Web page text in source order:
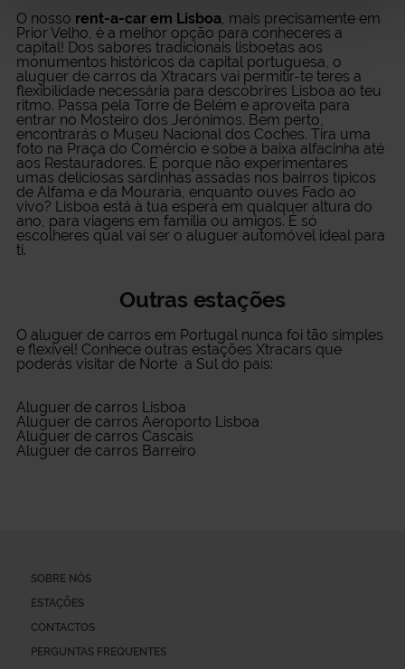
O nosso rent-a-car em Lisboa, mais precisamente em
Prior Velho, é a melhor opção para conheceres a
capital! Dos sabores tradicionais lisboetas aos
monumentos históricos da capital portuguesa, o
aluguer de carros da Xtracars vai permitir-te teres a
flexibilidade necessária para descobrires Lisboa ao teu
ritmo. Passa pela Torre de Belém e aproveita para
entrar no Mosteiro dos Jerónimos. Bem perto,
encontrarás o Museu Nacional dos Coches. Tira uma
foto na Praça do Comércio e sobe a baixa alfacinha até
aos Restauradores. E porque não experimentares
umas deliciosas sardinhas assadas nos bairros típicos
de Alfama e da Mouraria, enquanto ouves Fado ao
vivo? Lisboa está à tua espera em qualquer altura do
ano, para viagens em família ou amigos. É só
escolheres qual vai ser o aluguer automóvel ideal para
ti.
Outras estações
O aluguer de carros em Portugalnunca foi tão simples
e flexível! Conhece outras estações Xtracars que
poderás visitar de Norte a Sul do país:
Aluguer de carros Lisboa
Aluguer de carros Aeroporto Lisboa
Aluguer de carros Cascais
Aluguer de carros Barreiro
SOBRE NÓS
ESTAÇÕES
CONTACTOS
PERGUNTAS FREQUENTES